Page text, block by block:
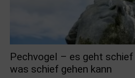
Pechvogel – es geht schief
was schief gehen kann